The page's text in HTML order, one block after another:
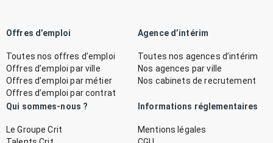
Offres d’emploi
Toutes nos offres d’emploi
Offres d’emploi par ville
Offres d’emploi par métier
Offres d’emploi par contrat
Agence d’intérim
Toutes nos agences d’intérim
Nos agences par ville
Nos cabinets de recrutement
Qui sommes-nous ?
Le Groupe Crit
Informations réglementaires
Mentions légales